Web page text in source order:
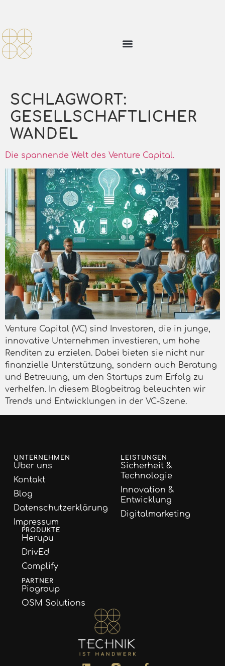
SCHLAGWORT:
GESELLSCHAFTLICHER
WANDEL
Die spannende Welt des Venture Capital.
Venture Capital (VC) sind Investoren, die in junge,
innovative Unternehmen investieren, um hohe
Renditen zu erzielen. Dabei bieten sie nicht nur
finanzielle Unterstützung, sondern auch Beratung
und Betreuung, um den Startups zum Erfolg zu
verhelfen. In diesem Blogbeitrag beleuchten wir
Trends und Entwicklungen in der VC-Szene.
UNTERNEHMEN
Über uns
Kontakt
Blog
Datenschutzerklärung
Impressum
LEISTUNGEN
Sicherheit &
Technologie
Innovation &
Entwicklung
Digitalmarketing
PRODUKTE
Herupu
DrivEd
Complify
PARTNER
Piogroup
OSM Solutions